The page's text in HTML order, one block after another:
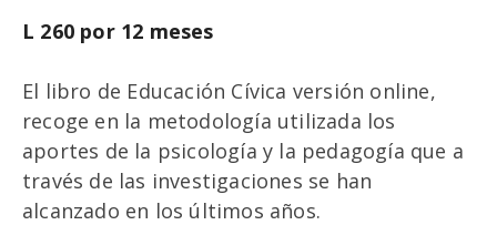
L 260 por 12 meses
El libro de Educación Cívica versión online,
recoge en la metodología utilizada los
aportes de la psicología y la pedagogía que a
través de las investigaciones se han
alcanzado en los últimos años.